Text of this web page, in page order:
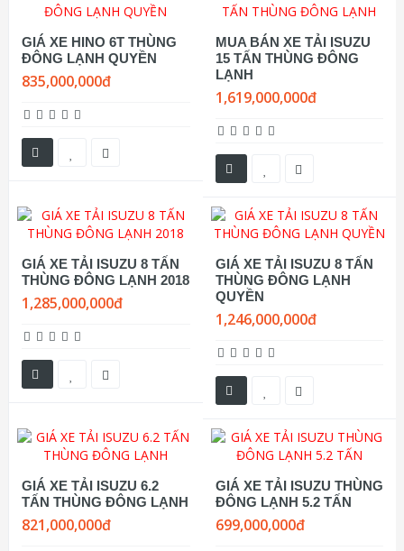
GIÁ XE HINO 6T THÙNG
ĐÔNG LẠNH QUYỀN
835,000,000đ
MUA BÁN XE TẢI ISUZU
15 TẤN THÙNG ĐÔNG
LẠNH
1,619,000,000đ
GIÁ XE TẢI ISUZU 8 TẤN
THÙNG ĐÔNG LẠNH 2018
1,285,000,000đ
GIÁ XE TẢI ISUZU 8 TẤN
THÙNG ĐÔNG LẠNH
QUYỀN
1,246,000,000đ
GIÁ XE TẢI ISUZU 6.2
TẤN THÙNG ĐÔNG LẠNH
821,000,000đ
GIÁ XE TẢI ISUZU THÙNG
ĐÔNG LẠNH 5.2 TẤN
699,000,000đ